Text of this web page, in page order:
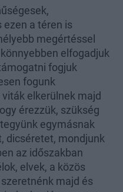
ezen a téren is
megértéssel
elfogadjuk
fogjuk
fogunk
elkerülnek majd
érezzük, szükség
egymásnak
dicséretet, mondjunk
az időszakban
elvek, a közös
majd és